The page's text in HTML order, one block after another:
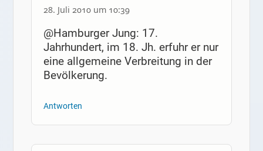
28. Juli 2010 um 10:39
@Hamburger Jung: 17.
Jahrhundert, im 18. Jh. erfuhr er nur
eine allgemeine Verbreitung in der
Bevölkerung.
Antworten